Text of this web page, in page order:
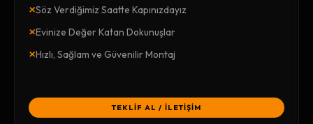
×Söz Verdiğimiz Saatte Kapınızdayız
×Evinize Değer Katan Dokunuşlar
×Hızlı, Sağlam ve Güvenilir Montaj
TEKLİF AL / İLETİŞİM